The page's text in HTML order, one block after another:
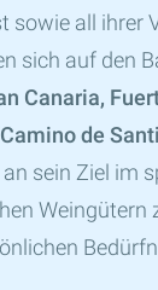
sowie all ihrer
sich auf den
Canaria,
de
sein Ziel im
Weingütern